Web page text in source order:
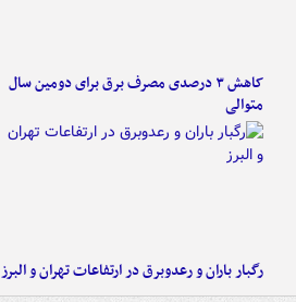
کاهش ۳ درصدی مصرف برق برای دومین سال
متوالی
رگبار باران و رعدوبرق در ارتفاعات تهران و البرز